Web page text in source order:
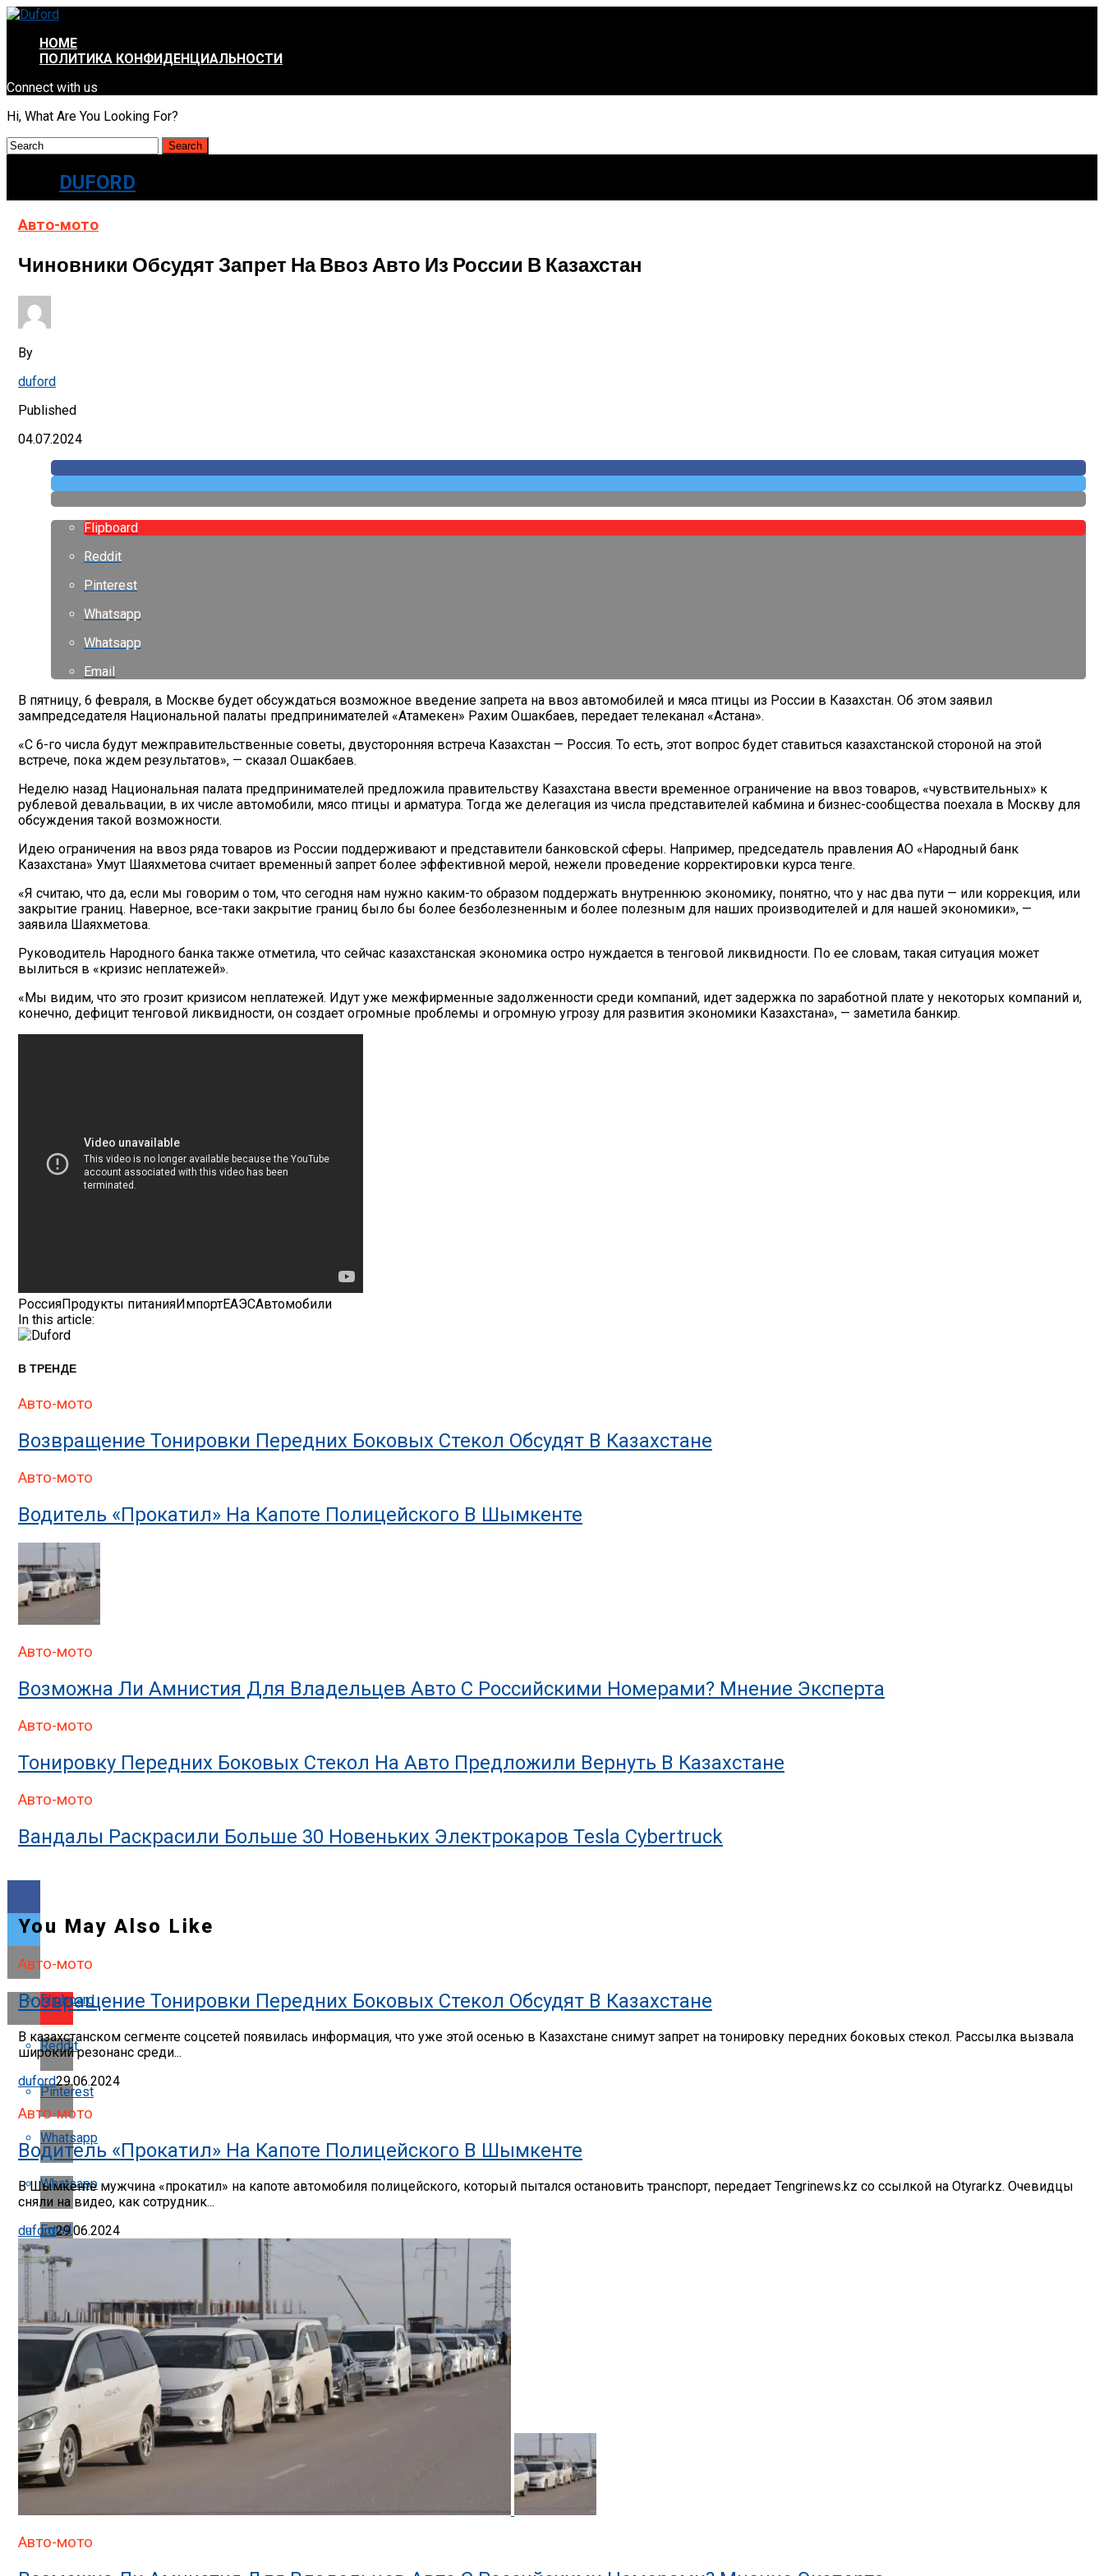
HOME
ПОЛИТИКА КОНФИДЕНЦИАЛЬНОСТИ
Connect with us
Hi, What Are You Looking For?
DUFORD
Авто-мото
Чиновники Обсудят Запрет На Ввоз Авто Из России В Казахстан
By
duford
Published
04.07.2024
Flipboard
Reddit
Pinterest
Whatsapp
Whatsapp
Email
В пятницу, 6 февраля, в Москве будет обсуждаться возможное введение запрета на ввоз автомобилей и мяса птицы из России в Казахстан. Об этом заявил
зампредседателя Национальной палаты предпринимателей «Атамекен» Рахим Ошакбаев, передает телеканал «Астана».
«С 6-го числа будут межправительственные советы, двусторонняя встреча Казахстан — Россия. То есть, этот вопрос будет ставиться казахстанской стороной на этой
встрече, пока ждем результатов», — сказал Ошакбаев.
Неделю назад Национальная палата предпринимателей предложила правительству Казахстана ввести временное ограничение на ввоз товаров, «чувствительных» к
рублевой девальвации, в их числе автомобили, мясо птицы и арматура. Тогда же делегация из числа представителей кабмина и бизнес-сообщества поехала в Москву для
обсуждения такой возможности.
Идею ограничения на ввоз ряда товаров из России поддерживают и представители банковской сферы. Например, председатель правления АО «Народный банк
Казахстана» Умут Шаяхметова считает временный запрет более эффективной мерой, нежели проведение корректировки курса тенге.
«Я считаю, что да, если мы говорим о том, что сегодня нам нужно каким-то образом поддержать внутреннюю экономику, понятно, что у нас два пути — или коррекция, или
закрытие границ. Наверное, все-таки закрытие границ было бы более безболезненным и более полезным для наших производителей и для нашей экономики», —
заявила Шаяхметова.
Руководитель Народного банка также отметила, что сейчас казахстанская экономика остро нуждается в тенговой ликвидности. По ее словам, такая ситуация может
вылиться в «кризис неплатежей».
«Мы видим, что это грозит кризисом неплатежей. Идут уже межфирменные задолженности среди компаний, идет задержка по заработной плате у некоторых компаний и,
конечно, дефицит тенговой ликвидности, он создает огромные проблемы и огромную угрозу для развития экономики Казахстана», — заметила банкир.
РоссияПродукты питанияИмпортЕАЭСАвтомобили
In this article:
В ТРЕНДЕ
Авто-мото
Возвращение Тонировки Передних Боковых Стекол Обсудят В Казахстане
Авто-мото
Водитель «прокатил» На Капоте Полицейского В Шымкенте
Авто-мото
Возможна Ли Амнистия Для Владельцев Авто С Российскими Номерами? Мнение Эксперта
Авто-мото
Тонировку Передних Боковых Стекол На Авто Предложили Вернуть В Казахстане
Авто-мото
Вандалы Раскрасили Больше 30 Новеньких Электрокаров Tesla Cybertruck
Flipboard
Reddit
Pinterest
Whatsapp
Whatsapp
Email
You May Also Like
Авто-мото
Возвращение Тонировки Передних Боковых Стекол Обсудят В Казахстане
В казахстанском сегменте соцсетей появилась информация, что уже этой осенью в Казахстане снимут запрет на тонировку передних боковых стекол. Рассылка вызвала
широкий резонанс среди...
duford29.06.2024
Авто-мото
Водитель «прокатил» На Капоте Полицейского В Шымкенте
В Шымкенте мужчина «прокатил» на капоте автомобиля полицейского, который пытался остановить транспорт, передает Tengrinews.kz со ссылкой на Otyrar.kz. Очевидцы
сняли на видео, как сотрудник...
duford29.06.2024
Авто-мото